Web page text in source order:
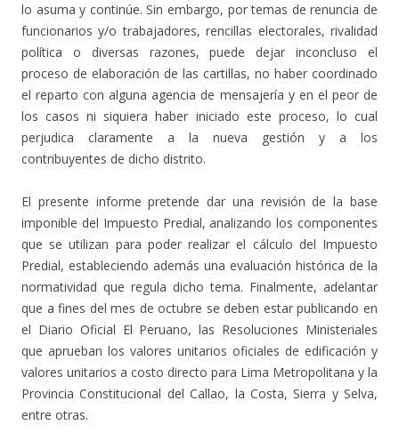
lo asuma y continúe. Sin embargo, por temas de renuncia de
funcionarios y/o trabajadores, rencillas electorales, rivalidad
política o diversas razones, puede dejar inconcluso el
proceso de elaboración de las cartillas, no haber coordinado
el reparto con alguna agencia de mensajería y en el peor de
los casos ni siquiera haber iniciado este proceso, lo cual
perjudica claramente a la nueva gestión y a los
contribuyentes de dicho distrito.
El presente informe pretende dar una revisión de la base
imponible del Impuesto Predial, analizando los componentes
que se utilizan para poder realizar el cálculo del Impuesto
Predial, estableciendo además una evaluación histórica de la
normatividad que regula dicho tema. Finalmente, adelantar
que a fines del mes de octubre se deben estar publicando en
el Diario Oficial El Peruano, las Resoluciones Ministeriales
que aprueban los valores unitarios oficiales de edificación y
valores unitarios a costo directo para Lima Metropolitana y la
Provincia Constitucional del Callao, la Costa, Sierra y Selva,
entre otras.